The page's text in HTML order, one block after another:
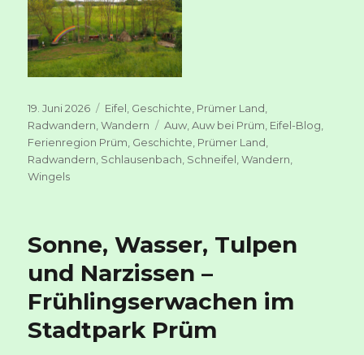
Veröffentlicht
am
19. Juni 2026 Kategorien
Eifel Geschichte Prümer Land
Radwandern ,Wandern Schlagwörter
Auw ,Auw bei Prüm Eifel-Blog
Ferienregion Prüm Geschichte Prümer Land
Radwandern Schlausenbach Schneifel ,Wandern
Wingels
Sonne, Wasser, Tulpen
und Narzissen –
Frühlingserwachen im
Stadtpark Prüm